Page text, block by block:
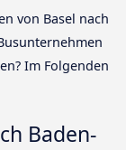
von Basel nach
Im Folgenden
Baden-